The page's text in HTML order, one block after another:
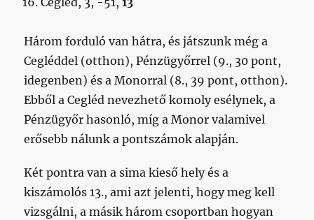
Három forduló van hátra, és játszunk még a
Cegléddel (otthon), Pénzügyőrrel (9., 30 pont,
idegenben) és a Monorral (8., 39 pont, otthon).
Ebből a Cegléd nevezhető komoly esélynek, a
Pénzügyőr hasonló, míg a Monor valamivel
erősebb nálunk a pontszámok alapján.
Két pontra van a sima kieső hely és a
kiszámolós 13., ami azt jelenti, hogy meg kell
vizsgálni, a másik három csoportban hogyan